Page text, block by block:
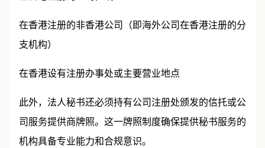
在香港注册的非香港公司（即海外公司在香港注册的分
支机构）
在香港设有注册办事处或主要营业地点
此外，法人秘书还必须持有公司注册处颁发的信托或公
司服务提供商牌照。这一牌照制度确保提供秘书服务的
机构具备专业能力和合规意识。